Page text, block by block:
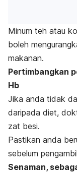
Minum teh atau
boleh
makanan.
Pertimbangkan
Hb
Jika anda tidak
daripada diet,
zat besi.
Pastikan anda
sebelum
Senaman,